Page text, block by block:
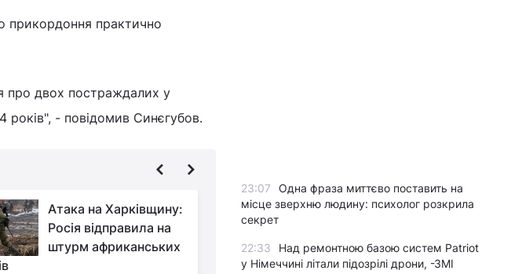
прикордоння практично
про двох постраждалих у
років", - повідомив Синєгубов.
Атака на Харківщину:
Росія відправила на
штурм африканських
"Робимо все
про терміни надання
військової допомоги Україні
23:07
Одна фраза миттєво поставить на
місце зверхню людину: психолог розкрила
секрет
22:33
Над ремонтною базою систем Patriot
у Німеччині літали підозрілі дрони, -ЗМІ